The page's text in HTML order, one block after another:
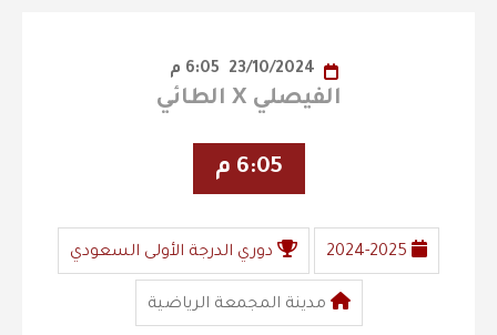
الفيصلي X الطائي
6:05 م
2024-2025 دوري الدرجة الأولى السعودي
مدينة المجمعة الرياضية